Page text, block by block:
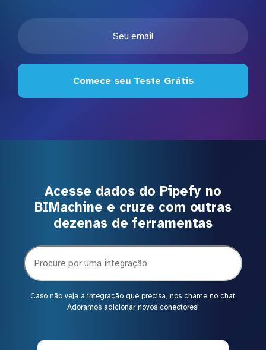
Comece seu Teste Grátis
Acesse dados do Pipefy no
BIMachine e cruze com outras
dezenas de ferramentas
Caso não veja a integração que precisa, nos chame no chat.
Adoramos adicionar novos conectores!